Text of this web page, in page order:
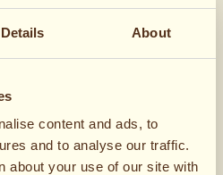
Details About
content and ads, to
and to analyse our traffic.
about your use of our site with